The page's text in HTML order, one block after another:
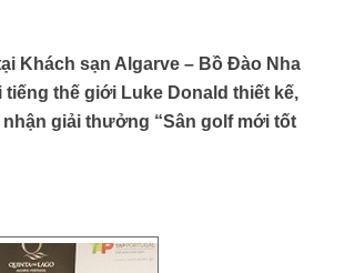
Khách sạn Algarve – Bồ Đào Nha
tiếng thế giới Luke Donald thiết kế,
giải thưởng “Sân golf mới tốt